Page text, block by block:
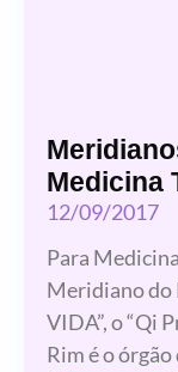
Medicina
12/09/2017
Para
Meridiano do
VIDA”, o “Qi
Rim é o